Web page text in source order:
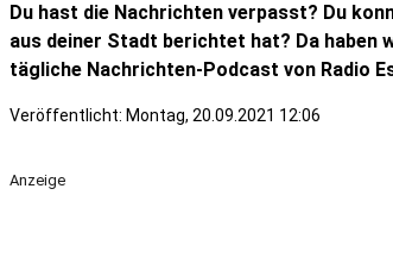
Du hast die Nachrichten verpasst? Du
aus deiner Stadt berichtet hat? Da haben
tägliche Nachrichten-Podcast von Radio
Veröffentlicht: Montag, 20.09.2021 12:06
Anzeige